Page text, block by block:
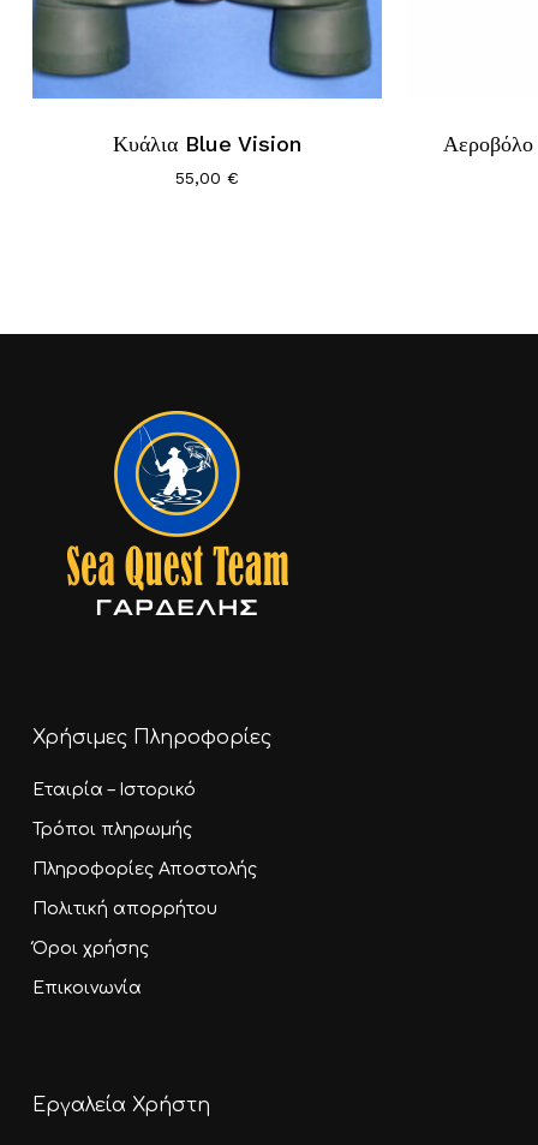
Κυάλια Blue Vision
55,00 €
Χρήσιμες Πληροφορίες
Εταιρία – Ιστορικό
Τρόποι πληρωμής
Πληροφορίες Αποστολής
Πολιτική απορρήτου
Όροι χρήσης
Επικοινωνία
Εργαλεία Χρήστη